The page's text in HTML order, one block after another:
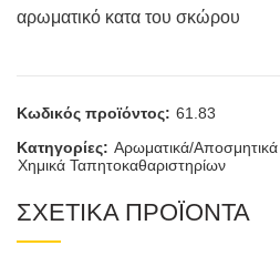
αρωματικό κατα του σκώρου
Κωδικός προϊόντος: 61.83
Κατηγορίες: Αρωματικά/Αποσμητικά
Χημικά Ταπητοκαθαριστηρίων
ΣΧΕΤΙΚΑ ΠΡΟΪΟΝΤΑ